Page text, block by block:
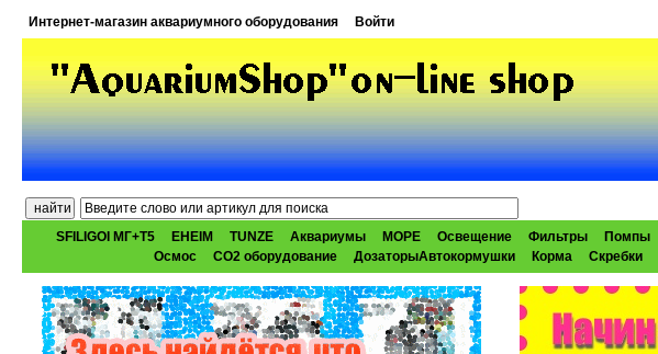
Интернет-магазин аквариумного оборудования Войти
SFILIGOI МГ+Т5 EHEIM TUNZE Аквариумы МОРЕ Освещение Фильтры Помпы
Осмос
CO2 оборудование ДозаторыАвтокормушки Корма Скребки